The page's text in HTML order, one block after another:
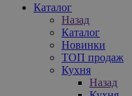
Каталог
Назад
Каталог
Новинки
ТОП продаж
Кухня
Назад